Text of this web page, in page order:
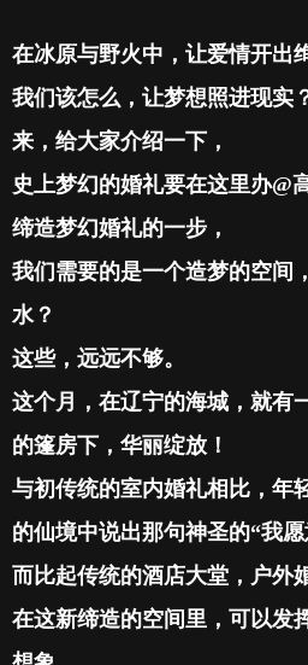
在冰原与野火中，让爱情开出
我们该怎么，让梦想照进现实
来，给大家介绍一下，
史上梦幻的婚礼要在这里办@
缔造梦幻婚礼的一步，
我们需要的是一个造梦的空间
水？
这些，远远不够。
这个月，在辽宁的海城，就有
的篷房下，华丽绽放！
与初传统的室内婚礼相比，年
的仙境中说出那句神圣的“我愿
而比起传统的酒店大堂，户外
在这新缔造的空间里，可以发